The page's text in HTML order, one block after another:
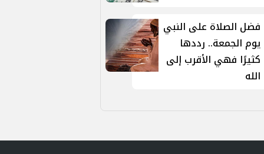
فضل الصلاة على النبي
يوم الجمعة.. رددها
كثيرًا فهي الأقرب إلى
الله